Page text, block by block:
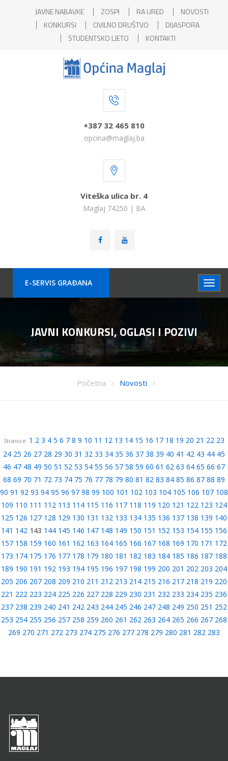
JAVNE NABAVKE ZOSPI RA URED
NOVOSTI
KONKURSI
CIVILNO DRUŠTVO
DIJASPORA
STUDENTSKO LJETO
KONTAKTI
+387 32 465 810
opcina@maglaj.ba
Viteška ulica br. 4
Maglaj 74250 | BA
E-SERVIS GRAÐANA
JAVNI KONKURSI, OGLASI I POZIVI
Početna Novosti
Stranice: 1 2 3 4 5 6 7 8 9 10 11 12 13 14 15 16 17 18 19 20 21 22 23
24 25 26 27 28 29 30 31 32 33 34 35 36 37 38 39 40 41 42 43 44 45
46 47 48 49 50 51 52 53 54 55 56 57 58 59 60 61 62 63 64 65 66 67
68 69 70 71 72 73 74 75 76 77 78 79 80 81 82 83 84 85 86 87 88 89
90 91 92 93 94 95 96 97 98 99 100 101 102 103 104 105 106 107 108
109 110 111 112 113 114 115 116 117 118 119 120 121 122 123 124
125 126 127 128 129 130 131 132 133 134 135 136 137 138 139 140
141 142 143 144 145 146 147 148 149 150 151 152 153 154 155 156
157 158 159 160 161 162 163 164 165 166 167 168 169 170 171 172
173 174 175 176 177 178 179 180 181 182 183 184 185 186 187 188
189 190 191 192 193 194 195 196 197 198 199 200 201 202 203 204
205 206 207 208 209 210 211 212 213 214 215 216 217 218 219 220
221 222 223 224 225 226 227 228 229 230 231 232 233 234 235 236
237 238 239 240 241 242 243 244 245 246 247 248 249 250 251 252
253 254 255 256 257 258 259 260 261 262 263 264 265 266 267 268
269 270 271 272 273 274 275 276 277 278 279 280 281 282 283